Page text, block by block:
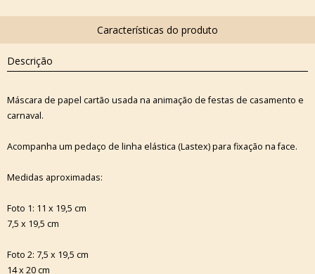
Descrição
Máscara de papel cartão usada na animação de festas de casamento e
carnaval.
Acompanha um pedaço de linha elástica (Lastex) para fixação na face.
Medidas aproximadas:
Foto 1: 11 x 19,5 cm
7,5 x 19,5 cm
Foto 2: 7,5 x 19,5 cm
14 x 20 cm